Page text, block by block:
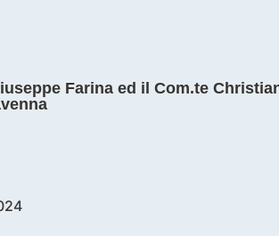
Farina ed il Com.te